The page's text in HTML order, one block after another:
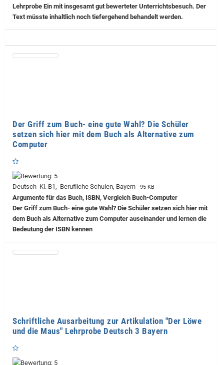
Lehrprobe Ein mit insgesamt gut bewerteter Unterrichtsbesuch. Der
Text müsste inhaltlich noch tiefergehend behandelt werden.
Der Griff zum Buch- eine gute Wahl? Die Schüler
setzen sich hier mit dem Buch als Alternative zum
Computer
Deutsch Kl. B1, Berufliche Schulen, Bayern 95 KB
Argumente für das Buch, ISBN, Vergleich Buch-Computer
Der Griff zum Buch- eine gute Wahl? Die Schüler setzen sich hier mit
dem Buch als Alternative zum Computer auseinander und lernen die
Bedeutung der ISBN kennen
Schriftliche Ausarbeitung zur Artikulation "Der Löwe
und die Maus" Lehrprobe Deutsch 3 Bayern